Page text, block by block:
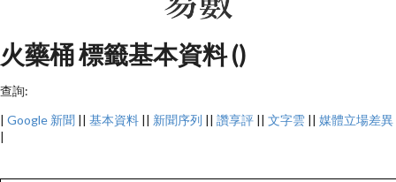
火藥桶 標籤基本資料 ()
查詢:
| Google 新聞 || 基本資料 || 新聞序列 || 讚享評 || 文字雲 || 媒體立場差異
|